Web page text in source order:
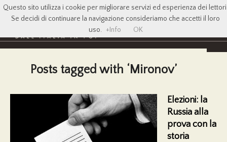
Posts tagged with ‘Mironov’
Elezioni: la
Russia alla
prova con la
storia
Questo sito utilizza i cookie per migliorare servizi ed esperienza dei
Se decidi di continuare la navigazione consideriamo che accetti il loro
uso. +Info OK